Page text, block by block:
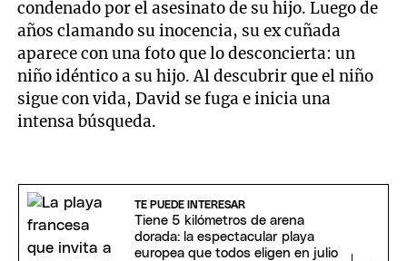
condenado por el asesinato de su hijo. Luego de
años clamando su inocencia, su ex cuñada
aparece con una foto que lo desconcierta: un
niño idéntico a su hijo. Al descubrir que el niño
sigue con vida, David se fuga e inicia una
intensa búsqueda.
TE PUEDE INTERESAR
Tiene 5 kilómetros de arena
dorada: la espectacular playa
europea que todos eligen en julio